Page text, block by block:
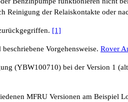
der Relaiskontakte oder
[1]
Vorgehensweise. Rover
(YBW100710) bei der Version 1
MFRU Versionen am Beispiel